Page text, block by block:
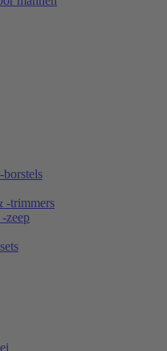
-trimmers
zeep